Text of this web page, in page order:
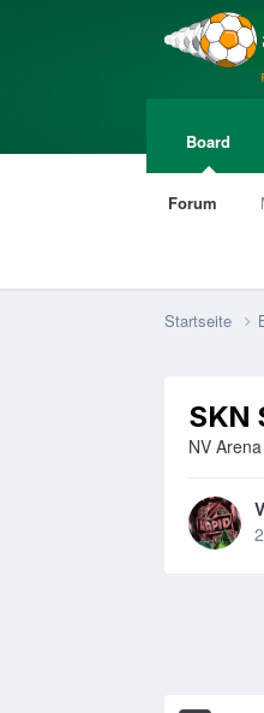
Board
Forum
Startseite
SKN
NV